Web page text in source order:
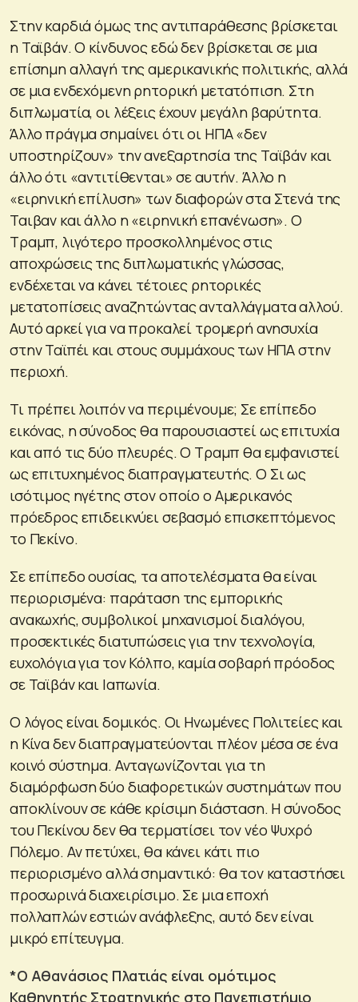
Στην καρδιά όμως της αντιπαράθεσης βρίσκεται
η Ταϊβάν. Ο κίνδυνος εδώ δεν βρίσκεται σε μια
επίσημη αλλαγή της αμερικανικής πολιτικής, αλλά
σε μια ενδεχόμενη ρητορική μετατόπιση. Στη
διπλωματία, οι λέξεις έχουν μεγάλη βαρύτητα.
Άλλο πράγμα σημαίνει ότι οι ΗΠΑ «δεν
υποστηρίζουν» την ανεξαρτησία της Ταϊβάν και
άλλο ότι «αντιτίθενται» σε αυτήν. Άλλο η
«ειρηνική επίλυση» των διαφορών στα Στενά της
Ταιβαν και άλλο η «ειρηνική επανένωση». Ο
Τραμπ, λιγότερο προσκολλημένος στις
αποχρώσεις της διπλωματικής γλώσσας,
ενδέχεται να κάνει τέτοιες ρητορικές
μετατοπίσεις αναζητώντας ανταλλάγματα αλλού.
Αυτό αρκεί για να προκαλεί τρομερή ανησυχία
στην Ταϊπέι και στους συμμάχους των ΗΠΑ στην
περιοχή.
Τι πρέπει λοιπόν να περιμένουμε; Σε επίπεδο
εικόνας, η σύνοδος θα παρουσιαστεί ως επιτυχία
και από τις δύο πλευρές. Ο Τραμπ θα εμφανιστεί
ως επιτυχημένος διαπραγματευτής. Ο Σι ως
ισότιμος ηγέτης στον οποίο ο Αμερικανός
πρόεδρος επιδεικνύει σεβασμό επισκεπτόμενος
το Πεκίνο.
Σε επίπεδο ουσίας, τα αποτελέσματα θα είναι
περιορισμένα: παράταση της εμπορικής
ανακωχής, συμβολικοί μηχανισμοί διαλόγου,
προσεκτικές διατυπώσεις για την τεχνολογία,
ευχολόγια για τον Κόλπο, καμία σοβαρή πρόοδος
σε Ταϊβάν και Ιαπωνία.
Ο λόγος είναι δομικός. Οι Ηνωμένες Πολιτείες και
η Κίνα δεν διαπραγματεύονται πλέον μέσα σε ένα
κοινό σύστημα. Ανταγωνίζονται για τη
διαμόρφωση δύο διαφορετικών συστημάτων που
αποκλίνουν σε κάθε κρίσιμη διάσταση. Η σύνοδος
του Πεκίνου δεν θα τερματίσει τον νέο Ψυχρό
Πόλεμο. Αν πετύχει, θα κάνει κάτι πιο
περιορισμένο αλλά σημαντικό: θα τον καταστήσει
προσωρινά διαχειρίσιμο. Σε μια εποχή
πολλαπλών εστιών ανάφλεξης, αυτό δεν είναι
μικρό επίτευγμα.
*Ο Αθανάσιος Πλατιάς είναι ομότιμος
Καθηγητής Στρατηγικής στο Πανεπιστήμιο